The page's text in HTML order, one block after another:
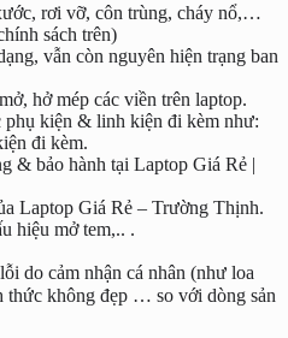
rơi vỡ, côn trùng, cháy nổ,…
sách trên)
vẫn còn nguyên hiện trạng ban
hở mép các viền trên laptop.
phụ kiện & linh kiện đi kèm như:
đi kèm.
& bảo hành tại Laptop Giá Rẻ |
Laptop Giá Rẻ – Trường Thịnh.
hiệu mở tem,.. .
do cảm nhận cá nhân (như loa
thức không đẹp … so với dòng sản